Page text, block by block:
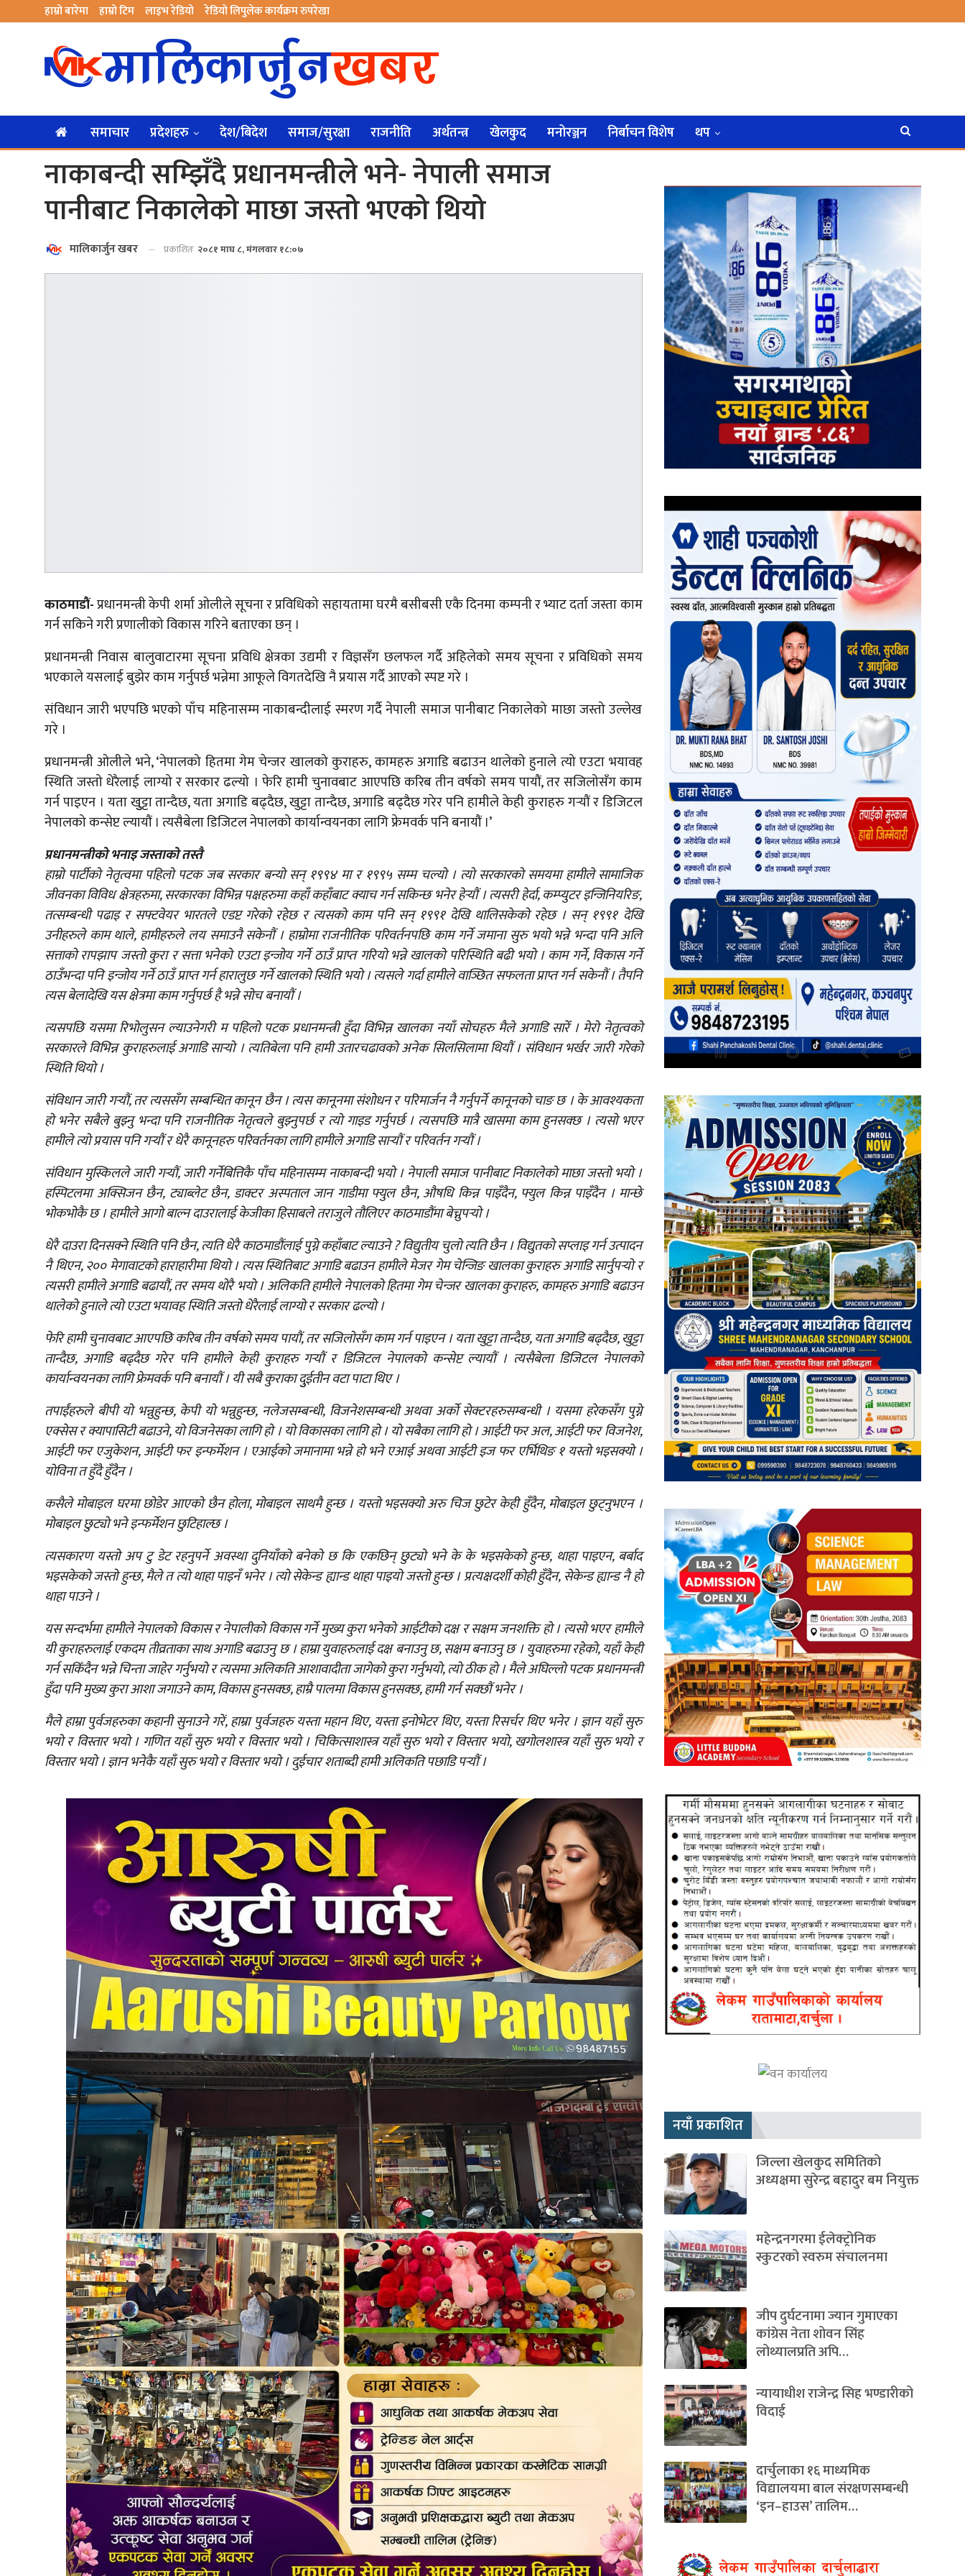
हाम्रो बारेमा हाम्रो टिम लाइभ रेडियो रेडियो लिपुलेक कार्यक्रम रुपरेखा
समाचार प्रदेशहरु देश/बिदेश समाज/सुरक्षा राजनीति अर्थतन्त्र खेलकुद मनोरञ्जन निर्बाचन विशेष थप
नाकाबन्दी सम्झिँदै प्रधानमन्त्रीले भने- नेपाली समाज
पानीबाट निकालेको माछा जस्तो भएको थियो
मालिकार्जुन खबर प्रकाशितः २०८१ माघ ८, मंगलवार १८:०७
काठमाडौं-प्रधानमन्त्री केपी शर्मा ओलीले सूचना र प्रविधिको सहायतामा घरमै बसीबसी एकै दिनमा कम्पनी र भ्याट दर्ता जस्ता काम
गर्न सकिने गरी प्रणालीको विकास गरिने बताएका छन् ।
प्रधानमन्त्री निवास बालुवाटारमा सूचना प्रविधि क्षेत्रका उद्यमी र विज्ञसँग छलफल गर्दै अहिलेको समय सूचना र प्रविधिको समय
भएकाले यसलाई बुझेर काम गर्नुपर्छ भन्नेमा आफूले विगतदेखि नै प्रयास गर्दै आएको स्पष्ट गरे ।
संविधान जारी भएपछि भएको पाँच महिनासम्म नाकाबन्दीलाई स्मरण गर्दै नेपाली समाज पानीबाट निकालेको माछा जस्तो उल्लेख
गरे ।
प्रधानमन्त्री ओलीले भने, ‘नेपालको हितमा गेम चेन्जर खालको कुराहरु, कामहरु अगाडि बढाउन थालेको हुनाले त्यो एउटा भयावह
स्थिति जस्तो धेरैलाई लाग्यो र सरकार ढल्यो । फेरि हामी चुनावबाट आएपछि करिब तीन वर्षको समय पायौं, तर सजिलोसँग काम
गर्न पाइएन । यता खुुट्टा तान्दैछ, यता अगाडि बढ्दैछ, खुट्टा तान्दैछ, अगाडि बढ्दैछ गरेर पनि हामीले केही कुराहरु गर्‍यौं र डिजिटल
नेपालको कन्सेप्ट ल्यायौं । त्यसैबेला डिजिटल नेपालको कार्यान्वयनका लागि फ्रेमवर्क पनि बनायौं ।’
प्रधानमन्त्रीको भनाइ जस्ताको तस्तै
हाम्रो पार्टीको नेतृत्वमा पहिलो पटक जब सरकार बन्यो सन् १९९४ मा र १९९५ सम्म चल्यो । त्यो सरकारको समयमा हामीले सामाजिक
जीवनका विविध क्षेत्रहरुमा, सरकारका विभिन्न पक्षहरुमा कहाँ कहाँबाट क्याच गर्न सकिन्छ भनेर हेर्‍यौं । त्यसरी हेर्दा, कम्प्युटर इन्जिनियरिङ,
तत्सम्बन्धी पढाइ र सफ्टवेयर भारतले एडप्ट गरेको रहेछ र त्यसको काम पनि सन् १९९१ देखि थालिसकेको रहेछ । सन् १९९१ देखि
उनीहरुले काम थाले, हामीहरुले लय समाउनै सकेनौं । हाम्रोमा राजनीतिक परिवर्तनपछि काम गर्ने जमाना सुरु भयो भन्ने भन्दा पनि अलि
सत्ताको रापझाप जस्तो कुरा र सत्ता भनेको एउटा इन्जोय गर्ने ठाउँ प्राप्त गरियो भन्ने खालको परिस्थिति बढी भयो । काम गर्ने, विकास गर्ने
ठाउँभन्दा पनि इन्जोय गर्ने ठाउँ प्राप्त गर्न हारालुछ गर्ने खालको स्थिति भयो । त्यसले गर्दा हामीले वाञ्छित सफलता प्राप्त गर्न सकेनौं । तैपनि
त्यस बेलादेखि यस क्षेत्रमा काम गर्नुपर्छ है भन्ने सोच बनायौं ।
त्यसपछि यसमा रिभोलुसन ल्याउनेगरी म पहिलो पटक प्रधानमन्त्री हुँदा विभिन्न खालका नयाँ सोचहरु मैले अगाडि सारेँ । मेरो नेतृत्वको
सरकारले विभिन्न कुराहरुलाई अगाडि सार्‍यो । त्यतिबेला पनि हामी उतारचढावको अनेक सिलसिलामा थियौं । संविधान भर्खर जारी गरेको
स्थिति थियो ।
संविधान जारी गर्‍यौं, तर त्यससँग सम्बन्धित कानून छैन । त्यस कानूनमा संशोधन र परिमार्जन नै गर्नुपर्ने कानूनको चाङ छ । के आवश्यकता
हो भनेर सबैले बुझ्नु भन्दा पनि राजनीतिक नेतृत्वले बुझ्नुपर्छ र त्यो गाइड गर्नुपर्छ । त्यसपछि मात्रै खासमा काम हुनसक्छ । त्यसो भएर
हामीले त्यो प्रयास पनि गर्‍यौं र धेरै कानूनहरु परिवर्तनका लागि हामीले अगाडि सार्‍यौं र परिवर्तन गर्‍यौं ।
संविधान मुस्किलले जारी गर्‍यौं, जारी गर्नेबित्तिकै पाँच महिनासम्म नाकाबन्दी भयो । नेपाली समाज पानीबाट निकालेको माछा जस्तो भयो ।
हस्पिटलमा अक्सिजन छैन, ट्याब्लेट छैन, डाक्टर अस्पताल जान गाडीमा फ्युल छैन, औषधि किन्न पाइँदैन, फ्युल किन्न पाइँदैन । मान्छे
भोकभोकै छ । हामीले आगो बाल्न दाउरालाई केजीका हिसाबले तराजुले तौलिएर काठमाडौंमा बेच्नुपर्‍यो ।
धेरै दाउरा दिनसक्ने स्थिति पनि छैन, त्यति धेरै काठमाडौंलाई पुग्ने कहाँबाट ल्याउने ? विद्युतीय चुलो त्यति छैन । विद्युतको सप्लाइ गर्न उत्पादन
नै थिएन, २०० मेगावाटको हाराहारीमा थियो । त्यस स्थितिबाट अगाडि बढाउन हामीले मेजर गेम चेन्जिङ खालका कुराहरु अगाडि सार्नुपर्‍यो र
त्यसरी हामीले अगाडि बढायौं, तर समय थोरै भयो । अलिकति हामीले नेपालको हितमा गेम चेन्जर खालका कुराहरु, कामहरु अगाडि बढाउन
थालेको हुनाले त्यो एउटा भयावह स्थिति जस्तो धेरैलाई लाग्यो र सरकार ढल्यो ।
फेरि हामी चुनावबाट आएपछि करिब तीन वर्षको समय पायौं, तर सजिलोसँग काम गर्न पाइएन । यता खुट्टा तान्दैछ, यता अगाडि बढ्दैछ, खुट्टा
तान्दैछ, अगाडि बढ्दैछ गरेर पनि हामीले केही कुराहरु गर्‍यौं र डिजिटल नेपालको कन्सेप्ट ल्यायौं । त्यसैबेला डिजिटल नेपालको
कार्यान्वयनका लागि फ्रेमवर्क पनि बनायौं । यी सबै कुराका दुुईतीन वटा पाटा थिए ।
तपाईंहरुले बीपी यो भन्नुहुन्छ, केपी यो भन्नुहुन्छ, नलेजसम्बन्धी, विजनेशसम्बन्धी अथवा अर्को सेक्टरहरुसम्बन्धी । यसमा हरेकसँग पुग्ने
एक्सेस र क्यापासिटी बढाउने, यो विजनेसका लागि हो । यो विकासका लागि हो । यो सबैका लागि हो । आईटी फर अल, आईटी फर विजनेश,
आईटी फर एजुकेशन, आईटी फर इन्फर्मेशन । एआईको जमानामा भन्ने हो भने एआई अथवा आईटी इज फर एर्भिथिङ १ यस्तो भइसक्यो ।
योविना त हुँदै हुँदैन ।
कसैले मोबाइल घरमा छोडेर आएको छैन होला, मोबाइल साथमै हुन्छ । यस्तो भइसक्यो अरु चिज छुटेर केही हुँदैन, मोबाइल छुट्नुभएन ।
मोबाइल छुट्यो भने इन्फर्मेशन छुटिहाल्छ ।
त्यसकारण यस्तो अप टु डेट रहनुपर्ने अवस्था दुनियाँको बनेको छ कि एकछिन् छुट्यो भने के के भइसकेको हुन्छ, थाहा पाइएन, बर्बाद
भइसकेको जस्तो हुन्छ, मैले त त्यो थाहा पाइनँ भनेर । त्यो सेकेन्ड ह्यान्ड थाहा पाइयो जस्तो हुन्छ । प्रत्यक्षदर्शी कोही हुँदैन, सेकेन्ड ह्यान्ड नै हो
थाहा पाउने ।
यस सन्दर्भमा हामीले नेपालको विकास र नेपालीको विकास गर्ने मुख्य कुरा भनेको आईटीको दक्ष र सक्षम जनशक्ति हो । त्यसो भएर हामीले
यी कुराहरुलाई एकदम तीव्रताका साथ अगाडि बढाउनु छ । हाम्रा युवाहरुलाई दक्ष बनाउनु छ, सक्षम बनाउनु छ । युवाहरुमा रहेको, यहाँ केही
गर्न सकिँदैन भन्ने चिन्ता जाहेर गर्नुभयो र त्यसमा अलिकति आशावादीता जागेको कुरा गर्नुभयो, त्यो ठीक हो । मैले अघिल्लो पटक प्रधानमन्त्री
हुँदा पनि मुख्य कुरा आशा जगाउने काम, विकास हुनसक्छ, हाम्रै पालमा विकास हुनसक्छ, हामी गर्न सक्छौं भनेर ।
मैले हाम्रा पुर्वजहरुका कहानी सुनाउने गरें, हाम्रा पुर्वजहरु यस्ता महान थिए, यस्ता इनोभेटर थिए, यस्ता रिसर्चर थिए भनेर । ज्ञान यहाँ सुरु
भयो र विस्तार भयो । गणित यहाँ सुरु भयो र विस्तार भयो । चिकित्साशास्त्र यहाँ सुरु भयो र विस्तार भयो, खगोलशास्त्र यहाँ सुरु भयो र
विस्तार भयो । ज्ञान भनेकै यहाँ सुरु भयो र विस्तार भयो । दुईचार शताब्दी हामी अलिकति पछाडि पर्‍यौं ।
नयाँ प्रकाशित
जिल्ला खेलकुद समितिको
अध्यक्षमा सुरेन्द्र बहादुर बम नियुक्त
महेन्द्रनगरमा ईलेक्ट्रोनिक
स्कुटरको स्वरुम संचालनमा
जीप दुर्घटनामा ज्यान गुमाएका
कांग्रेस नेता शोवन सिंह
लोथ्यालप्रति अपि…
न्यायाधीश राजेन्द्र सिह भण्डारीको
विदाई
दार्चुलाका १६ माध्यमिक
विद्यालयमा बाल संरक्षणसम्बन्धी
‘इन–हाउस’ तालिम…